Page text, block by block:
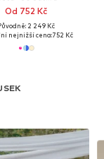
Od 752 Kč
2 249 Kč
nejnižší cena:752 Kč